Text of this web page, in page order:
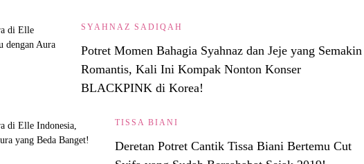
SYAHNAZ SADIQAH
Potret Momen Bahagia Syahnaz dan Jeje yang Semakin
Romantis, Kali Ini Kompak Nonton Konser
BLACKPINK di Korea!
TISSA BIANI
Deretan Potret Cantik Tissa Biani Bertemu Cut